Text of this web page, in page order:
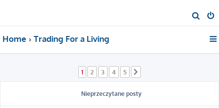
z
Home Trading For a Living
1 2 3 4 5
Nieprzeczytane posty